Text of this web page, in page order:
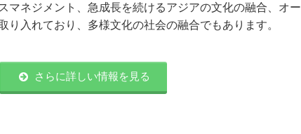
マネジメント、急成長を続けるアジアの文化の融合、オー
り入れており、多様文化の社会の融合でもあります。
さらに詳しい情報を見る